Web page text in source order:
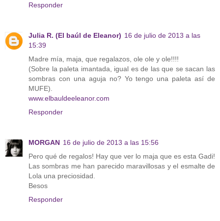
Responder
Julia R. (El baúl de Eleanor) 16 de julio de 2013 a las
15:39
Madre mía, maja, que regalazos, ole ole y ole!!!!
(Sobre la paleta imantada, igual es de las que se sacan las
sombras con una aguja no? Yo tengo una paleta así de
MUFE).
www.elbauldeeleanor.com
Responder
MORGAN 16 de julio de 2013 a las 15:56
Pero qué de regalos! Hay que ver lo maja que es esta Gadi!
Las sombras me han parecido maravillosas y el esmalte de
Lola una preciosidad.
Besos
Responder